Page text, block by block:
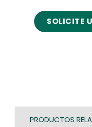
SOLICITE
PRODUCTOS